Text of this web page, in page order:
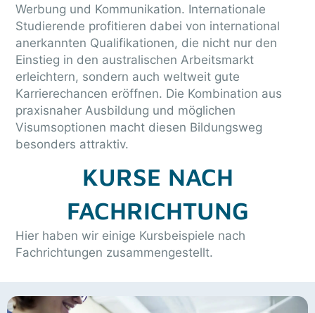
Werbung und Kommunikation. Internationale
Studierende profitieren dabei von international
anerkannten Qualifikationen, die nicht nur den
Einstieg in den australischen Arbeitsmarkt
erleichtern, sondern auch weltweit gute
Karrierechancen eröffnen. Die Kombination aus
praxisnaher Ausbildung und möglichen
Visumsoptionen macht diesen Bildungsweg
besonders attraktiv.
KURSE NACH
FACHRICHTUNG
Hier haben wir einige Kursbeispiele nach
Fachrichtungen zusammengestellt.